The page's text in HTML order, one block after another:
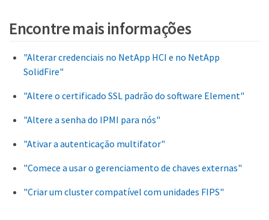
Encontre mais informações
"Alterar credenciais no NetApp HCI e no NetApp
SolidFire"
"Altere o certificado SSL padrão do software Element"
"Altere a senha do IPMI para nós"
"Ativar a autenticação multifator"
"Comece a usar o gerenciamento de chaves externas"
"Criar um cluster compatível com unidades FIPS"